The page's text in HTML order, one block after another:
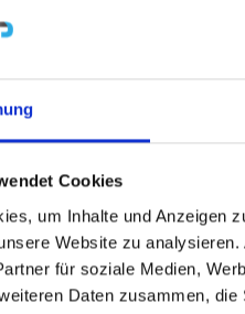
Cookies
um Inhalte und Anzeigen
Website zu
für soziale Medien,
Daten zusammen,
Huawei Server